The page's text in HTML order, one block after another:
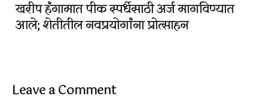
खरीप हंगामात पीक स्पर्धेसाठी अर्ज मागविण्यात
आले; शेतीतील नवप्रयोगांना प्रोत्साहन
Leave a Comment